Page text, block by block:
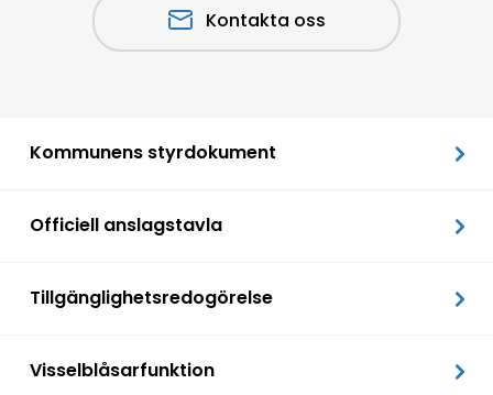
Kontakta oss
Kommunens styrdokument
Officiell anslagstavla
Tillgänglighetsredogörelse
Visselblåsarfunktion